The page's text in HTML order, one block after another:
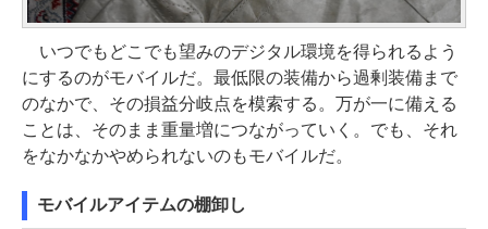
いつでもどこでも望みのデジタル環境を得られるよう
にするのがモバイルだ。最低限の装備から過剰装備まで
のなかで、その損益分岐点を模索する。万が一に備える
ことは、そのまま重量増につながっていく。でも、それ
をなかなかやめられないのもモバイルだ。
モバイルアイテムの棚卸し